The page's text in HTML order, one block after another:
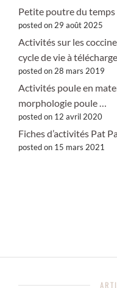
Petite poutre du
posted on 29 août 2025
Activités sur les
cycle de vie à
posted on 28 mars 2019
Activités poule en
morphologie poule …
posted on 12 avril 2020
Fiches d’activités Pat
posted on 15 mars 2021